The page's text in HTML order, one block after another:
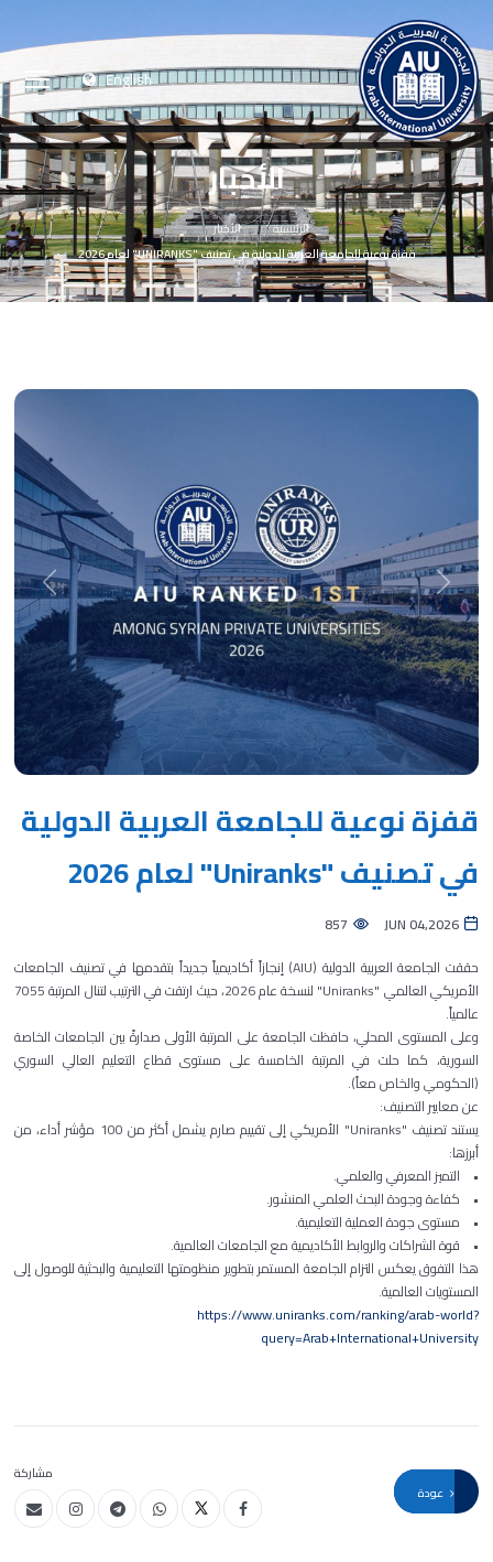
English
الأخبار
الرئيسية
الأخبار
قفزة نوعية للجامعة العربية الدولية في تصنيف "UNIRANKS" لعام 2026
Previous
Next
قفزة نوعية للجامعة العربية الدولية
في تصنيف "Uniranks" لعام 2026
JUN 04,2026
857
حققت الجامعة العربية الدولية (AIU) إنجازاً أكاديمياً جديداً بتقدمها في تصنيف الجامعات
الأمريكي العالمي "Uniranks" لنسخة عام 2026، حيث ارتقت في الترتيب لتنال المرتبة 7055
عالمياً.
وعلى المستوى المحلي، حافظت الجامعة على المرتبة الأولى صدارةً بين الجامعات الخاصة
السورية، كما حلت في المرتبة الخامسة على مستوى قطاع التعليم العالي السوري
(الحكومي والخاص معاً).
عن معايير التصنيف:
يستند تصنيف "Uniranks" الأمريكي إلى تقييم صارم يشمل أكثر من 100 مؤشر أداء، من
أبرزها:
• التميز المعرفي والعلمي.
• كفاءة وجودة البحث العلمي المنشور.
• مستوى جودة العملية التعليمية.
• قوة الشراكات والروابط الأكاديمية مع الجامعات العالمية.
هذا التفوق يعكس التزام الجامعة المستمر بتطوير منظومتها التعليمية والبحثية للوصول إلى
المستويات العالمية.
https://www.uniranks.com/ranking/arab-world?
query=Arab+International+University
مشاركة